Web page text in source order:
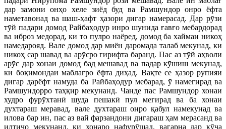
дар замони онҳо хеле зиёд буд ва Рамшундор онро ёфта
наметавонад ва шаш-ҳафт ҳазори дигар намерасад. Дар рӯзи
тӯй падари домод Райбаҳодур инро шунида ғавғо мебардорад
ва иброз медорад, ки то пулро наёред, домод ба хаймаи никоҳ
намедарояд. Вале домод дар миён даромада талаб мекунад, ки
никоҳ сар шавад ва арӯсро гирифта баранд. Пас аз тӯй аҳволи
арӯс дар хонаи домод бад мешавад ва падар кӯшиш мекунад,
ки боқимондаи маблағро ёфта диҳад. Вақте се ҳазор рупияи
дигар дарёфт намуда ба Райбаҳодур мебарад, ӯ намегирад ва
Рамшундорро таҳқир мекунанд. Чанде пас Рамшундор хонаи
худро фурӯхтанӣ шуда пешакӣ пул мегирад ва ба хонаи
духтараш меравад, вале духтараш онро қабул намекунад ва
илова бар ин, пас аз вай фарзандони дигараш ҳам мерасанд ва
илтиҷо мекунанд, ки хонаро нафурӯшад, вагарна дар кӯча